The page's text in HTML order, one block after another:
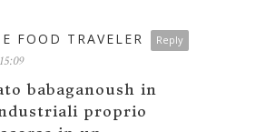
Reply
FOOD TRAVELER
babaganoush in
proprio